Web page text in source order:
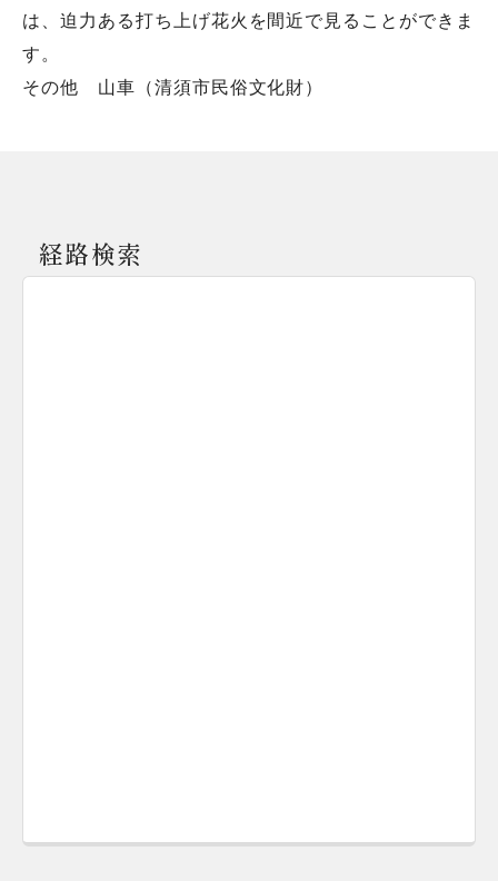
は、迫力ある打ち上げ花火を間近で見ることができま
す。
その他 山車（清須市民俗文化財）
経路検索